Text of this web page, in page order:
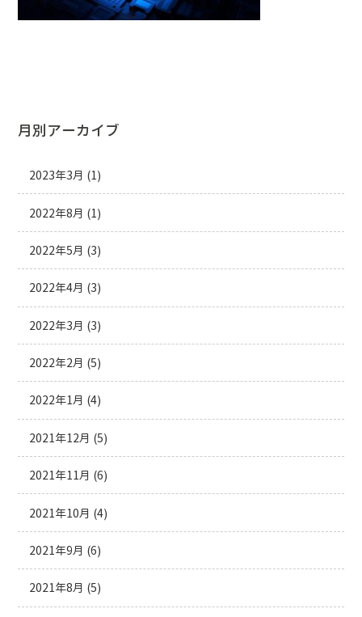
月別アーカイブ
2023年3月 (1)
2022年8月 (1)
2022年5月 (3)
2022年4月 (3)
2022年3月 (3)
2022年2月 (5)
2022年1月 (4)
2021年12月 (5)
2021年11月 (6)
2021年10月 (4)
2021年9月 (6)
2021年8月 (5)